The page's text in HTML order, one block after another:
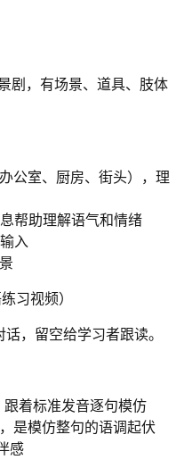
剧，有场景、道具、肢体
公室、厨房、街头），理
帮助理解语气和情绪
入
习视频）
，留空给学习者跟读。
跟着标准发音逐句模仿
是模仿整句的语调起伏
感